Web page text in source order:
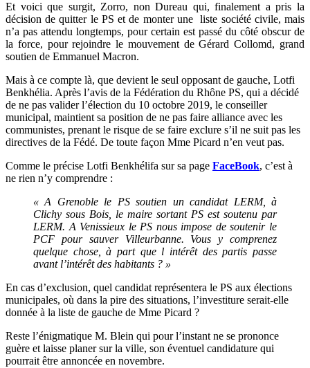
Et voici que surgit, Zorro, non Dureau qui, finalement a pris la
décision de quitter le PS et de monter une liste société civile, mais
n’a pas attendu longtemps, pour certain est passé du côté obscur de
la force, pour rejoindre le mouvement de Gérard Collomd, grand
soutien de Emmanuel Macron.
Mais à ce compte là, que devient le seul opposant de gauche, Lotfi
Benkhélia. Après l’avis de la Fédération du Rhône PS, qui a décidé
de ne pas valider l’élection du 10 octobre 2019, le conseiller
municipal, maintient sa position de ne pas faire alliance avec les
communistes, prenant le risque de se faire exclure s’il ne suit pas les
directives de la Fédé. De toute façon Mme Picard n’en veut pas.
Comme le précise Lotfi Benkhélifa sur sa page FaceBook, c’est à
ne rien n’y comprendre :
« A Grenoble le PS soutien un candidat LERM, à
Clichy sous Bois, le maire sortant PS est soutenu par
LERM. A Venissieux le PS nous impose de soutenir le
PCF pour sauver Villeurbanne. Vous y comprenez
quelque chose, à part que l intérêt des partis passe
avant l’intérêt des habitants ? »
En cas d’exclusion, quel candidat représentera le PS aux élections
municipales, où dans la pire des situations, l’investiture serait-elle
donnée à la liste de gauche de Mme Picard ?
Reste l’énigmatique M. Blein qui pour l’instant ne se prononce
guère et laisse planer sur la ville, son éventuel candidature qui
pourrait être annoncée en novembre.